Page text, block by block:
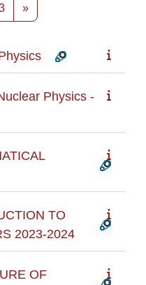
2
Pagina 3
»Pagina successiva
Physics -
TO
2023-2024
OF